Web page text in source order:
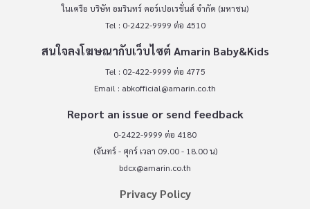
ในเครือ บริษัท อมรินทร์ คอร์เปอเรชั่นส์ จำกัด (มหาชน)
Tel : 0-2422-9999 ต่อ 4510
สนใจลงโฆษณากับเว็บไซต์ Amarin Baby&Kids
Tel : 02-422-9999 ต่อ 4775
Email : abkofficial@amarin.co.th
Report an issue or send feedback
0-2422-9999 ต่อ 4180
(จันทร์ - ศุกร์ เวลา 09.00 - 18.00 น)
bdcx@amarin.co.th
Privacy Policy